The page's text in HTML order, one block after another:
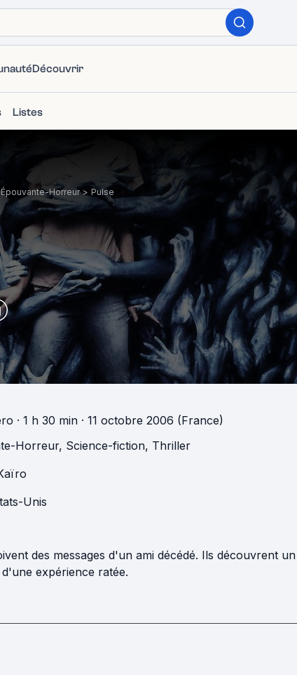
Découvrir
Listes
Épouvante-Horreur > Pulse
· 1 h 30 min · 11 octobre 2006 (France)
Horreur, Science-fiction, Thriller
Unis
des messages d'un ami décédé. Ils découvrent
expérience ratée.